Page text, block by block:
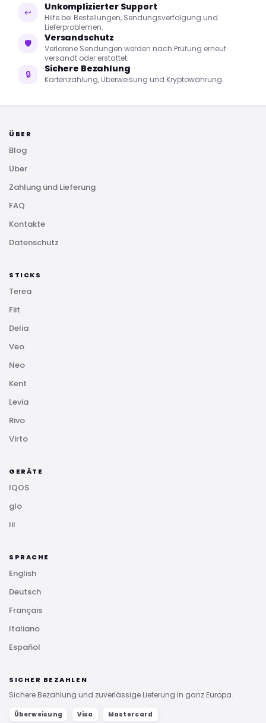
↩ Unkomplizierter Support
Hilfe bei Bestellungen, Sendungsverfolgung und
Lieferproblemen.
🛡 Versandschutz
Verlorene Sendungen werden nach Prüfung erneut
versandt oder erstattet.
🔒 Sichere Bezahlung
Kartenzahlung, Überweisung und Kryptowährung.
ÜBER
Blog
Über
Zahlung und Lieferung
FAQ
Kontakte
Datenschutz
STICKS
Terea
Fiit
Delia
Veo
Neo
Kent
Levia
Rivo
Virto
GERÄTE
IQOS
glo
lil
SPRACHE
English
Deutsch
Français
Italiano
Español
SICHER BEZAHLEN
Sichere Bezahlung und zuverlässige Lieferung in ganz Europa.
Überweisung Visa Mastercard